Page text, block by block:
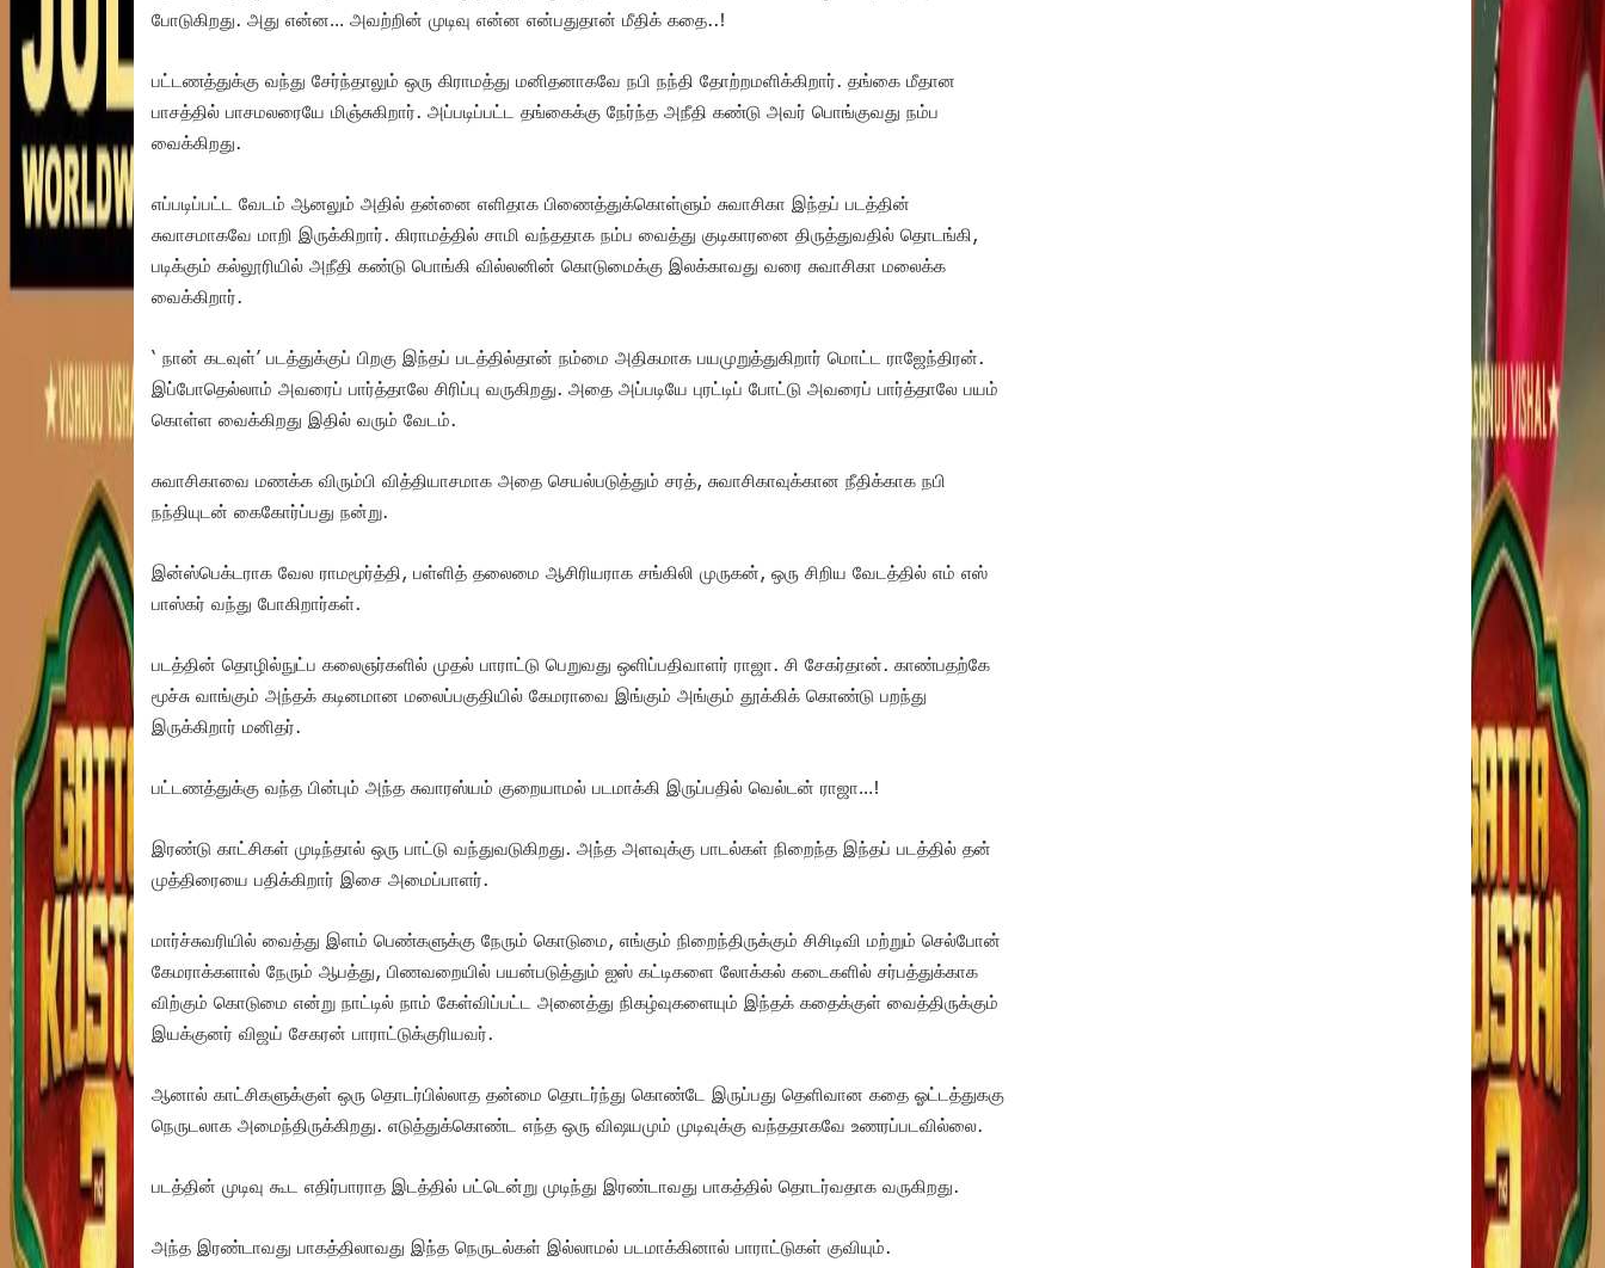
போடுகிறது. அது என்ன… அவற்றின் முடிவு என்ன என்பதுதான் மீதிக் கதை..!
பட்டணத்துக்கு வந்து சேர்ந்தாலும் ஒரு கிராமத்து மனிதனாகவே நபி நந்தி தோற்றமளிக்கிறார். தங்கை மீதான
பாசத்தில் பாசமலரையே மிஞ்சுகிறார். அப்படிப்பட்ட தங்கைக்கு நேர்ந்த அநீதி கண்டு அவர் பொங்குவது நம்ப
வைக்கிறது.
எப்படிப்பட்ட வேடம் ஆனலும் அதில் தன்னை எளிதாக பிணைத்துக்கொள்ளும் சுவாசிகா இந்தப் படத்தின்
சுவாசமாகவே மாறி இருக்கிறார். கிராமத்தில் சாமி வந்ததாக நம்ப வைத்து குடிகாரனை திருத்துவதில் தொடங்கி,
படிக்கும் கல்லூரியில் அநீதி கண்டு பொங்கி வில்லனின் கொடுமைக்கு இலக்காவது வரை சுவாசிகா மலைக்க
வைக்கிறார்.
‘ நான் கடவுள்’ படத்துக்குப் பிறகு இந்தப் படத்தில்தான் நம்மை அதிகமாக பயமுறுத்துகிறார் மொட்ட ராஜேந்திரன்.
இப்போதெல்லாம் அவரைப் பார்த்தாலே சிரிப்பு வருகிறது. அதை அப்படியே புரட்டிப் போட்டு அவரைப் பார்த்தாலே பயம்
கொள்ள வைக்கிறது இதில் வரும் வேடம்.
சுவாசிகாவை மணக்க விரும்பி வித்தியாசமாக அதை செயல்படுத்தும் சரத், சுவாசிகாவுக்கான நீதிக்காக நபி
நந்தியுடன் கைகோர்ப்பது நன்று.
இன்ஸ்பெக்டராக வேல ராமமூர்த்தி, பள்ளித் தலைமை ஆசிரியராக சங்கிலி முருகன், ஒரு சிறிய வேடத்தில் எம் எஸ்
பாஸ்கர் வந்து போகிறார்கள்.
படத்தின் தொழில்நுட்ப கலைஞர்களில் முதல் பாராட்டு பெறுவது ஒளிப்பதிவாளர் ராஜா. சி சேகர்தான். காண்பதற்கே
மூச்சு வாங்கும் அந்தக் கடினமான மலைப்பகுதியில் கேமராவை இங்கும் அங்கும் தூக்கிக் கொண்டு பறந்து
இருக்கிறார் மனிதர்.
பட்டணத்துக்கு வந்த பின்பும் அந்த சுவாரஸ்யம் குறையாமல் படமாக்கி இருப்பதில் வெல்டன் ராஜா…!
இரண்டு காட்சிகள் முடிந்தால் ஒரு பாட்டு வந்துவடுகிறது. அந்த அளவுக்கு பாடல்கள் நிறைந்த இந்தப் படத்தில் தன்
முத்திரையை பதிக்கிறார் இசை அமைப்பாளர்.
மார்ச்சுவரியில் வைத்து இளம் பெண்களுக்கு நேரும் கொடுமை, எங்கும் நிறைந்திருக்கும் சிசிடிவி மற்றும் செல்போன்
கேமராக்களால் நேரும் ஆபத்து, பிணவறையில் பயன்படுத்தும் ஐஸ் கட்டிகளை லோக்கல் கடைகளில் சர்பத்துக்காக
விற்கும் கொடுமை என்று நாட்டில் நாம் கேள்விப்பட்ட அனைத்து நிகழ்வுகளையும் இந்தக் கதைக்குள் வைத்திருக்கும்
இயக்குனர் விஜய் சேகரன் பாராட்டுக்குரியவர்.
ஆனால் காட்சிகளுக்குள் ஒரு தொடர்பில்லாத தன்மை தொடர்ந்து கொண்டே இருப்பது தெளிவான கதை ஓட்டத்துககு
நெருடலாக அமைந்திருக்கிறது. எடுத்துக்கொண்ட எந்த ஒரு விஷயமும் முடிவுக்கு வந்ததாகவே உணரப்படவில்லை.
படத்தின் முடிவு கூட எதிர்பாராத இடத்தில் பட்டென்று முடிந்து இரண்டாவது பாகத்தில் தொடர்வதாக வருகிறது.
அந்த இரண்டாவது பாகத்திலாவது இந்த நெருடல்கள் இல்லாமல் படமாக்கினால் பாராட்டுகள் குவியும்.